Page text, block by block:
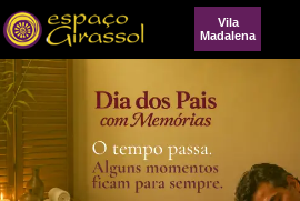
Vila
Madalena